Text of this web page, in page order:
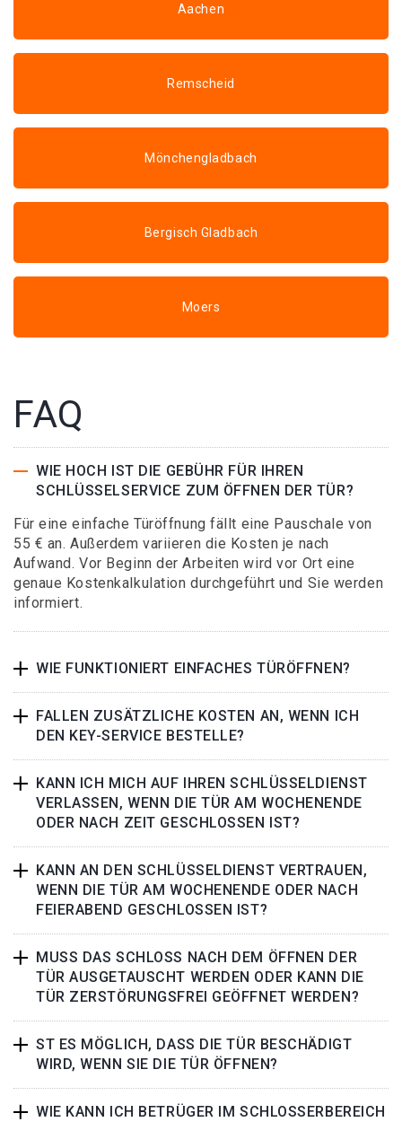
Aachen
Remscheid
Mönchengladbach
Bergisch Gladbach
Moers
FAQ
WIE HOCH IST DIE GEBÜHR FÜR IHREN
SCHLÜSSELSERVICE ZUM ÖFFNEN DER TÜR?
Für eine einfache Türöffnung fällt eine Pauschale von
55 € an. Außerdem variieren die Kosten je nach
Aufwand. Vor Beginn der Arbeiten wird vor Ort eine
genaue Kostenkalkulation durchgeführt und Sie werden
informiert.
WIE FUNKTIONIERT EINFACHES TÜRÖFFNEN?
FALLEN ZUSÄTZLICHE KOSTEN AN, WENN ICH
DEN KEY-SERVICE BESTELLE?
KANN ICH MICH AUF IHREN SCHLÜSSELDIENST
VERLASSEN, WENN DIE TÜR AM WOCHENENDE
ODER NACH ZEIT GESCHLOSSEN IST?
KANN AN DEN SCHLÜSSELDIENST VERTRAUEN,
WENN DIE TÜR AM WOCHENENDE ODER NACH
FEIERABEND GESCHLOSSEN IST?
MUSS DAS SCHLOSS NACH DEM ÖFFNEN DER
TÜR AUSGETAUSCHT WERDEN ODER KANN DIE
TÜR ZERSTÖRUNGSFREI GEÖFFNET WERDEN?
ST ES MÖGLICH, DASS DIE TÜR BESCHÄDIGT
WIRD, WENN SIE DIE TÜR ÖFFNEN?
WIE KANN ICH BETRÜGER IM SCHLOSSERBEREICH